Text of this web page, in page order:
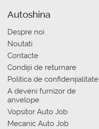
Autoshina
Despre noi
Noutati
Contacte
Condiții de returnare
Politica de confidențialitate
A deveni furnizor de
anvelope
Vopsitor Auto Job
Mecanic Auto Job